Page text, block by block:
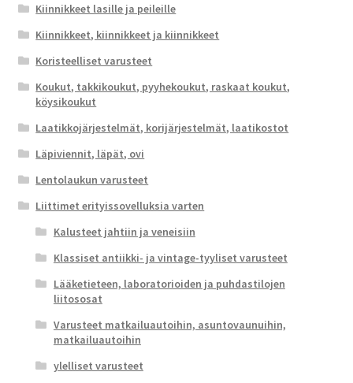
Kiinnikkeet lasille ja peileille
Kiinnikkeet, kiinnikkeet ja kiinnikkeet
Koristeelliset varusteet
Koukut, takkikoukut, pyyhekoukut, raskaat koukut,
köysikoukut
Laatikkojärjestelmät, korijärjestelmät, laatikostot
Läpiviennit, läpät, ovi
Lentolaukun varusteet
Liittimet erityissovelluksia varten
Kalusteet jahtiin ja veneisiin
Klassiset antiikki- ja vintage-tyyliset varusteet
Lääketieteen, laboratorioiden ja puhdastilojen
liitososat
Varusteet matkailuautoihin, asuntovaunuihin,
matkailuautoihin
ylelliset varusteet